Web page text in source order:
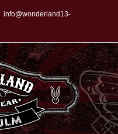
info@wonderland13-